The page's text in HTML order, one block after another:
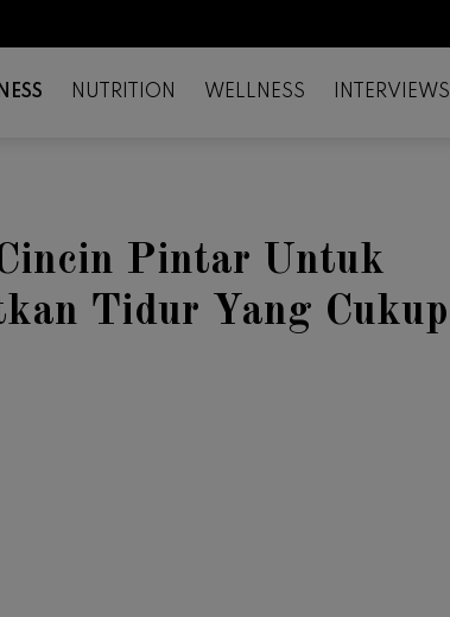
NUTRITION WELLNESS INTERVIEWS
Pintar Untuk
Tidur Yang Cukup